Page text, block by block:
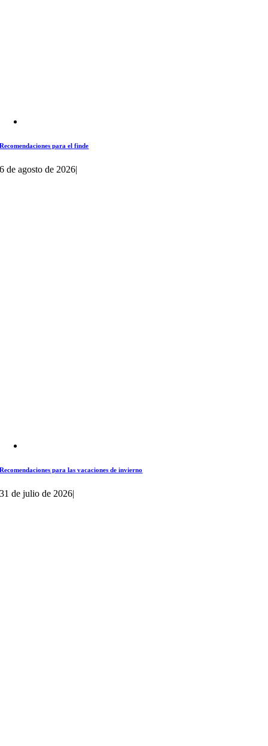
Recomendaciones para el finde
6 de agosto de 2026|
Recomendaciones para las vacaciones de invierno
31 de julio de 2026|